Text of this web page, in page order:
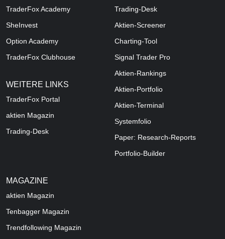
TraderFox Academy
SheInvest
Option Academy
TraderFox Clubhouse
WEITERE LINKS
TraderFox Portal
aktien Magazin
Trading-Desk
Trading-Desk
Aktien-Screener
Charting-Tool
Signal Trader Pro
Aktien-Rankings
Aktien-Portfolio
Aktien-Terminal
Systemfolio
Paper: Research-Reports
Portfolio-Builder
MAGAZINE
aktien Magazin
Tenbagger Magazin
Trendfollowing Magazin